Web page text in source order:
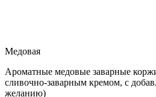
Медовая
Ароматные медовые заварные
сливочно-заварным кремом, с
желанию)